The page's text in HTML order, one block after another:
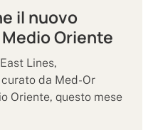
il nuovo
Oriente
Lines,
da Med-Or
Oriente, questo mese